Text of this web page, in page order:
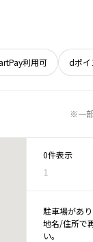
利用可 dポイ
※一
0件表示
1
駐車場があり
地名/住所で
い。